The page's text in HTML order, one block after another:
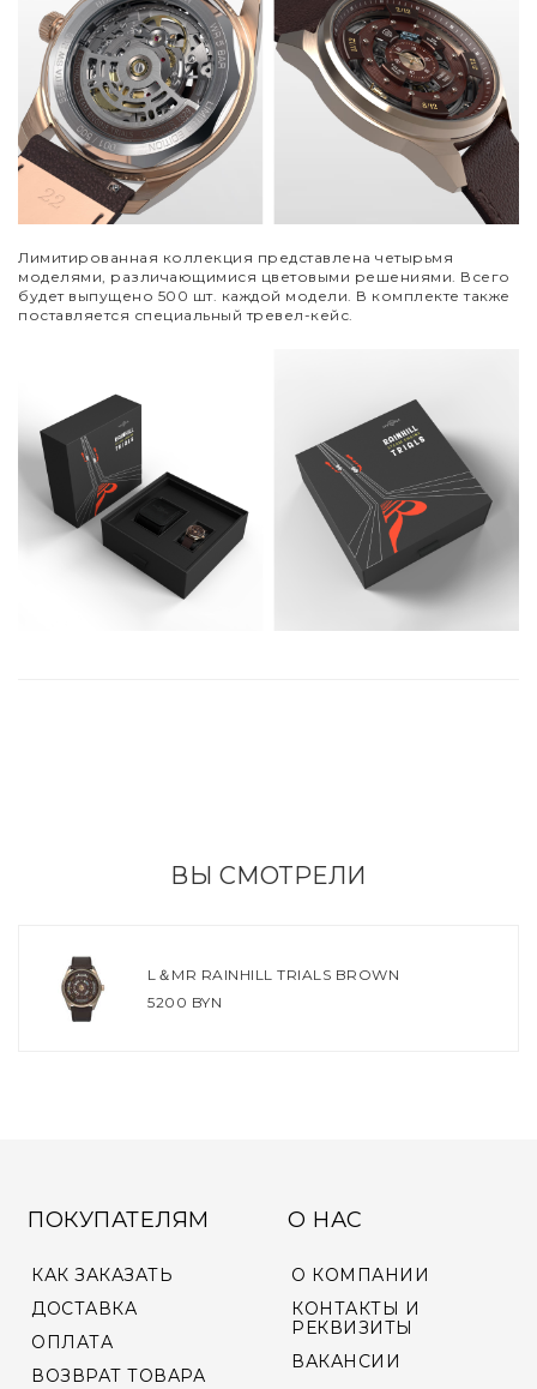
Лимитированная коллекция представлена четырьмя
моделями, различающимися цветовыми решениями. Всего
будет выпущено 500 шт. каждой модели. В комплекте также
поставляется специальный тревел-кейс.
ВЫ СМОТРЕЛИ
L＆MR RAINHILL TRIALS BROWN
5200 BYN
ПОКУПАТЕЛЯМ
КАК ЗАКАЗАТЬ
ДОСТАВКА
ОПЛАТА
ВОЗВРАТ ТОВАРА
О НАС
О КОМПАНИИ
КОНТАКТЫ И
РЕКВИЗИТЫ
ВАКАНСИИ